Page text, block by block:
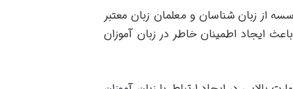
از زبان شناسان و معلمان زبان معتبر
ایجاد اطمینان خاطر در زبان آموزان